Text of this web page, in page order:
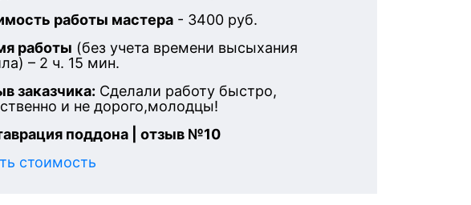
работы мастера - 3400 руб.
работы (без учета времени высыхания
– 2 ч. 15 мин.
заказчика: Сделали работу быстро,
и не дорого,молодцы!
поддона | отзыв №10
стоимость